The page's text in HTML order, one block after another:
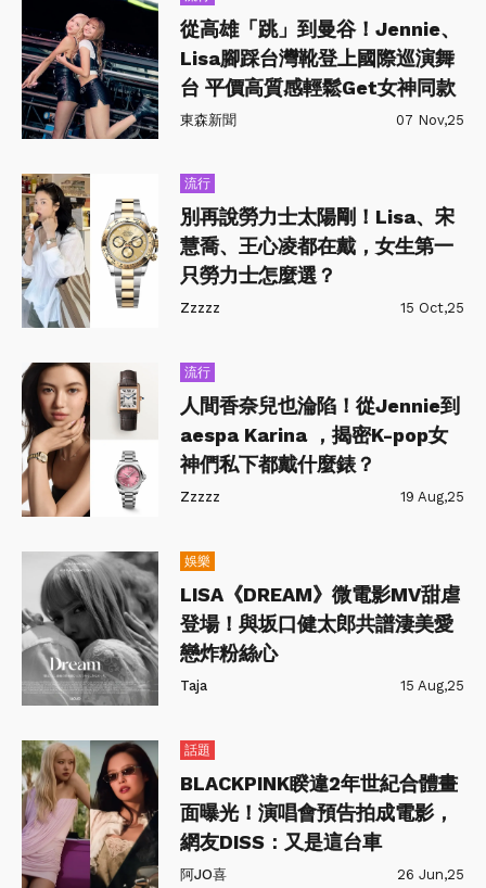
從高雄「跳」到曼谷！Jennie、
Lisa腳踩台灣靴登上國際巡演舞
台 平價高質感輕鬆Get女神同款
東森新聞 07 Nov,25
流行
別再說勞力士太陽剛！Lisa、宋
慧喬、王心凌都在戴，女生第一
只勞力士怎麼選？
Zzzzz 15 Oct,25
流行
人間香奈兒也淪陷！從Jennie到
aespa Karina ，揭密K-pop女
神們私下都戴什麼錶？
Zzzzz 19 Aug,25
娛樂
LISA《DREAM》微電影MV甜虐
登場！與坂口健太郎共譜淒美愛
戀炸粉絲心
Taja 15 Aug,25
話題
BLACKPINK睽違2年世紀合體畫
面曝光！演唱會預告拍成電影，
網友DISS：又是這台車
阿JO喜 26 Jun,25